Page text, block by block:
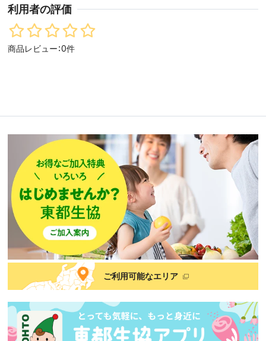
利用者の評価
商品レビュー：0件
ご利用可能なエリア